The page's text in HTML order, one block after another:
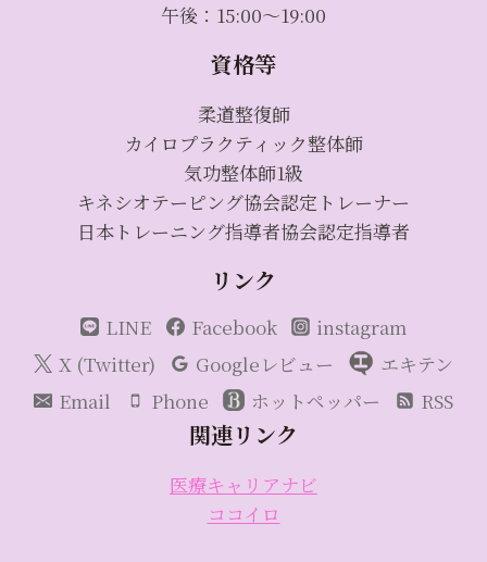
午後：15:00～19:00
資格等
柔道整復師
カイロプラクティック整体師
気功整体師1級
キネシオテーピング協会認定トレーナー
日本トレーニング指導者協会認定指導者
リンク
LINE Facebook
instagram
X (Twitter)
Googleレビュー
エキテン
Email
Phone ホットペッパー RSS
関連リンク
医療キャリアナビ
ココイロ